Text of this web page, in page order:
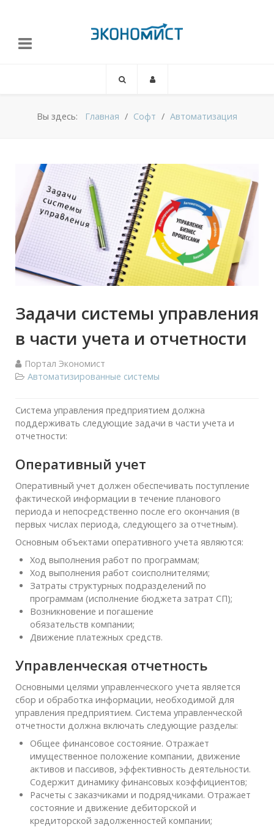
Вы здесь: Главная Софт Автоматизация
Задачи системы управления
в части учета и отчетности
Портал Экономист
Автоматизированные системы
Система управления предприятием должна
поддерживать следующие задачи в части учета и
отчетности:
Оперативный учет
Оперативный учет должен обеспечивать поступление
фактической информации в течение планового
периода и непосредственно после его окончания (в
первых числах периода, следующего за отчетным).
Основным объектами оперативного учета являются:
Ход выполнения работ по программам;
Ход выполнения работ соисполнителями;
Затраты структурных подразделений по
программам (исполнение бюджета затрат СП);
Возникновение и погашение
обязательств компании;
Движение платежных средств.
Управленческая отчетность
Основными целями управленческого учета является
сбор и обработка информации, необходимой для
управления предприятием. Система управленческой
отчетности должна включать следующие разделы:
Общее финансовое состояние. Отражает
имущественное положение компании, движение
активов и пассивов, эффективность деятельности.
Содержит динамику финансовых коэффициентов;
Расчеты с заказчиками и подрядчиками. Отражает
состояние и движение дебиторской и
кредиторской задолженностей компании;